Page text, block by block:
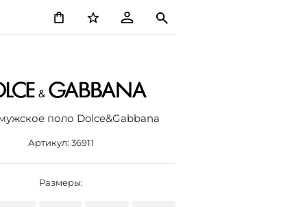
поло Dolce&Gabbana
Артикул: 36911
Размеры: